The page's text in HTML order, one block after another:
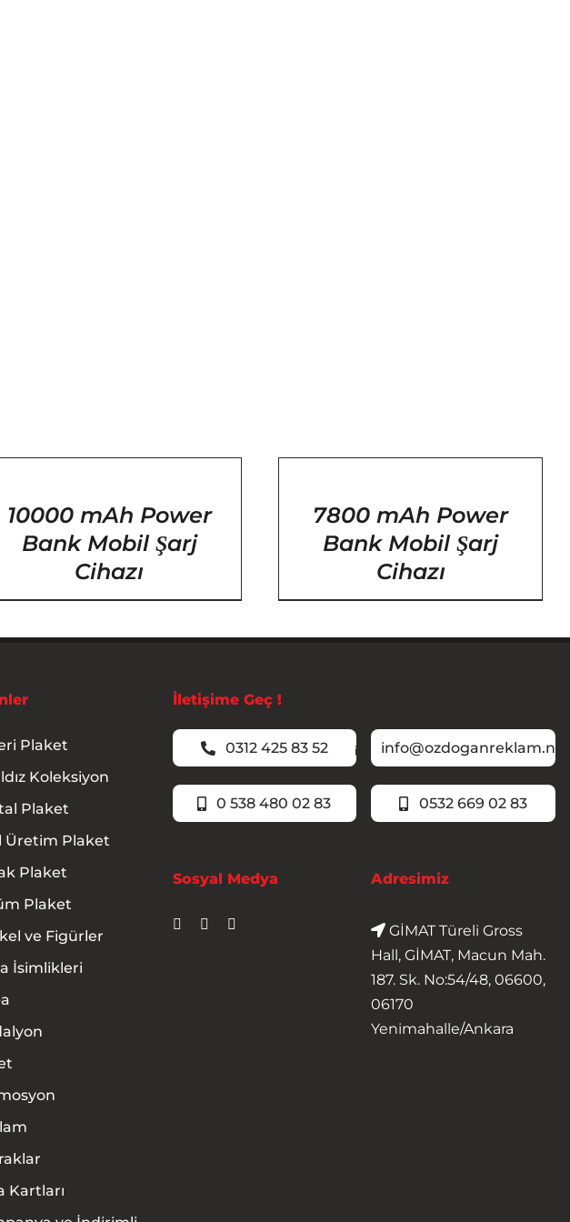
10000 mAh Power
Bank Mobil Şarj
Cihazı
7800 mAh Power
Bank Mobil Şarj
Cihazı
Plaket
Koleksiyon
Plaket
Üretim Plaket
Plaket
Plaket
ve Figürler
İsimlikleri
Kartları
İletişime Geç !
0312 425 83 52 info@ozdoganreklam.net
0 538 480 02 83 0532 669 02 83
Sosyal Medya Adresimiz
GİMAT Türeli Gross
Hall, GİMAT, Macun Mah.
187. Sk. No:54/48, 06600,
06170
Yenimahalle/Ankara